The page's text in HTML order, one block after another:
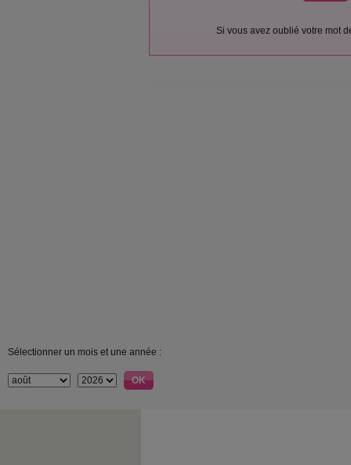
Si vous avez oublié votre mot
Sélectionner un mois et une année :